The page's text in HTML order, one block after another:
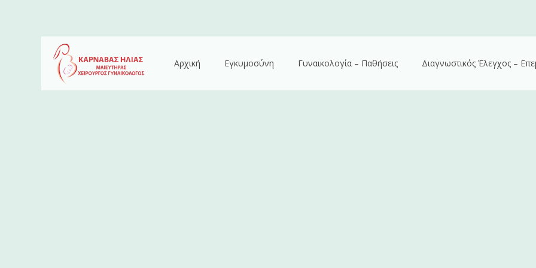
Αρχική Εγκυμοσύνη Γυναικολογία – Παθήσεις Διαγνωστικός Έλεγχος –